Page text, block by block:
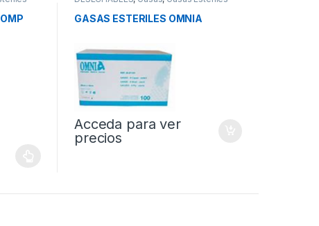
GASAS ESTERILES OMNIA
Acceda para ver
precios